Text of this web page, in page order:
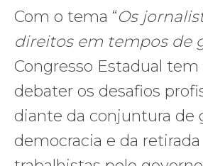
Com o tema “Os
direitos em tempos de
Congresso Estadual
debater os desafios
diante da conjuntura de
democracia e da